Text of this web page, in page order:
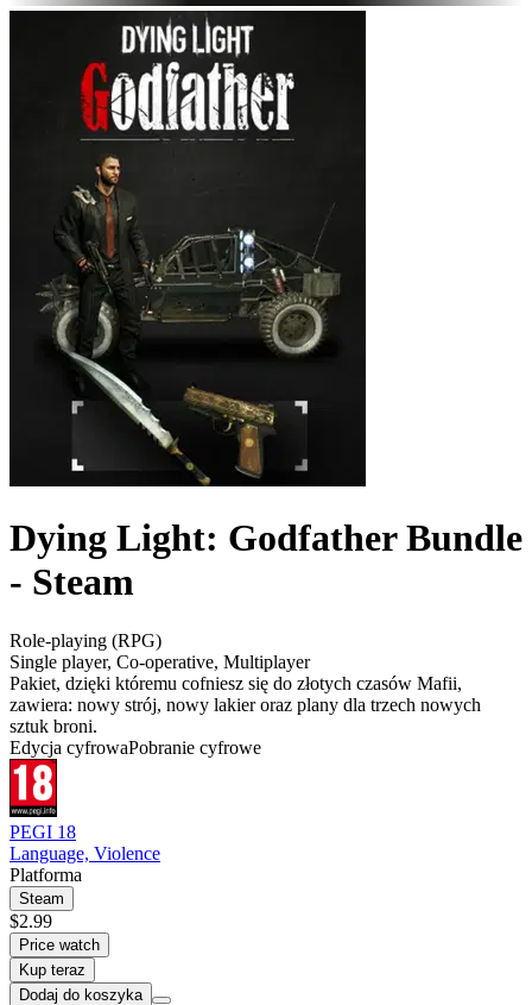
Dying Light: Godfather Bundle
- Steam
Role-playing (RPG)
Single player, Co-operative, Multiplayer
Pakiet, dzięki któremu cofniesz się do złotych czasów Mafii,
zawiera: nowy strój, nowy lakier oraz plany dla trzech nowych
sztuk broni.
Edycja cyfrowaPobranie cyfrowe
PEGI 18
Language, Violence
Platforma
Steam
$2.99
Price watch
Kup teraz
Dodaj do koszyka